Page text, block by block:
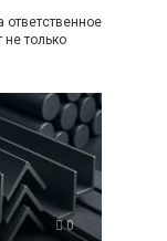
ответственное
не только
0